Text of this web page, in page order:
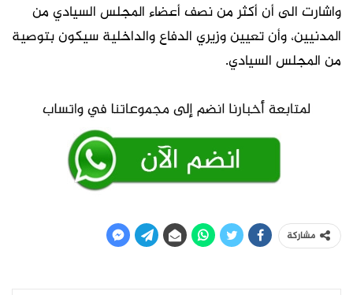
واشارت الى أن أكثر من نصف أعضاء المجلس السيادي من
المدنيين‏، وأن تعيين وزيري الدفاع والداخلية سيكون بتوصية
من المجلس السيادي.
مشاركة